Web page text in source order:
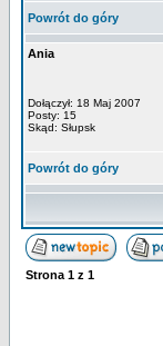
Powrót do góry
Ania
Dołączył: 18 Maj 2007
Posty: 15
Skąd: Słupsk
Powrót do góry
Strona 1 z 1